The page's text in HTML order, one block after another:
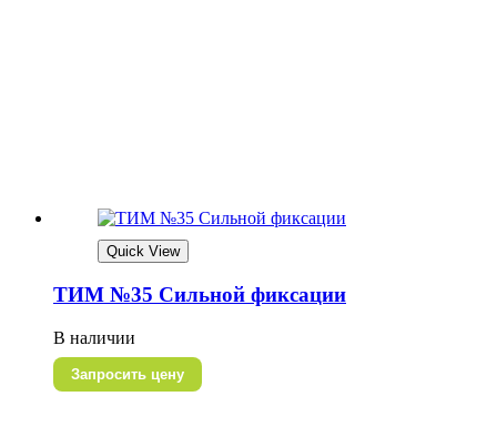
Quick View
ТИМ №35 Сильной фиксации
В наличии
Запросить цену